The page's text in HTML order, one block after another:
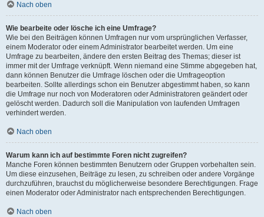
Nach oben
Wie bearbeite oder lösche ich eine Umfrage?
Wie bei den Beiträgen können Umfragen nur vom ursprünglichen Verfasser,
einem Moderator oder einem Administrator bearbeitet werden. Um eine
Umfrage zu bearbeiten, ändere den ersten Beitrag des Themas; dieser ist
immer mit der Umfrage verknüpft. Wenn niemand eine Stimme abgegeben hat,
dann können Benutzer die Umfrage löschen oder die Umfrageoption
bearbeiten. Sollte allerdings schon ein Benutzer abgestimmt haben, so kann
die Umfrage nur noch von Moderatoren oder Administratoren geändert oder
gelöscht werden. Dadurch soll die Manipulation von laufenden Umfragen
verhindert werden.
Nach oben
Warum kann ich auf bestimmte Foren nicht zugreifen?
Manche Foren können bestimmten Benutzern oder Gruppen vorbehalten sein.
Um diese einzusehen, Beiträge zu lesen, zu schreiben oder andere Vorgänge
durchzuführen, brauchst du möglicherweise besondere Berechtigungen. Frage
einen Moderator oder Administrator nach entsprechenden Berechtigungen.
Nach oben